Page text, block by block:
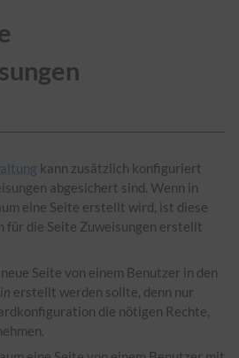
kann zusätzlich konfiguriert
abgesichert sind. Wenn in
eine Seite erstellt wird, ist diese
für die Seite Zuweisungen erstellt
Seite von einem Benutzer in den
erstellt werden sollte, denn nur
die nötigen Rechte,